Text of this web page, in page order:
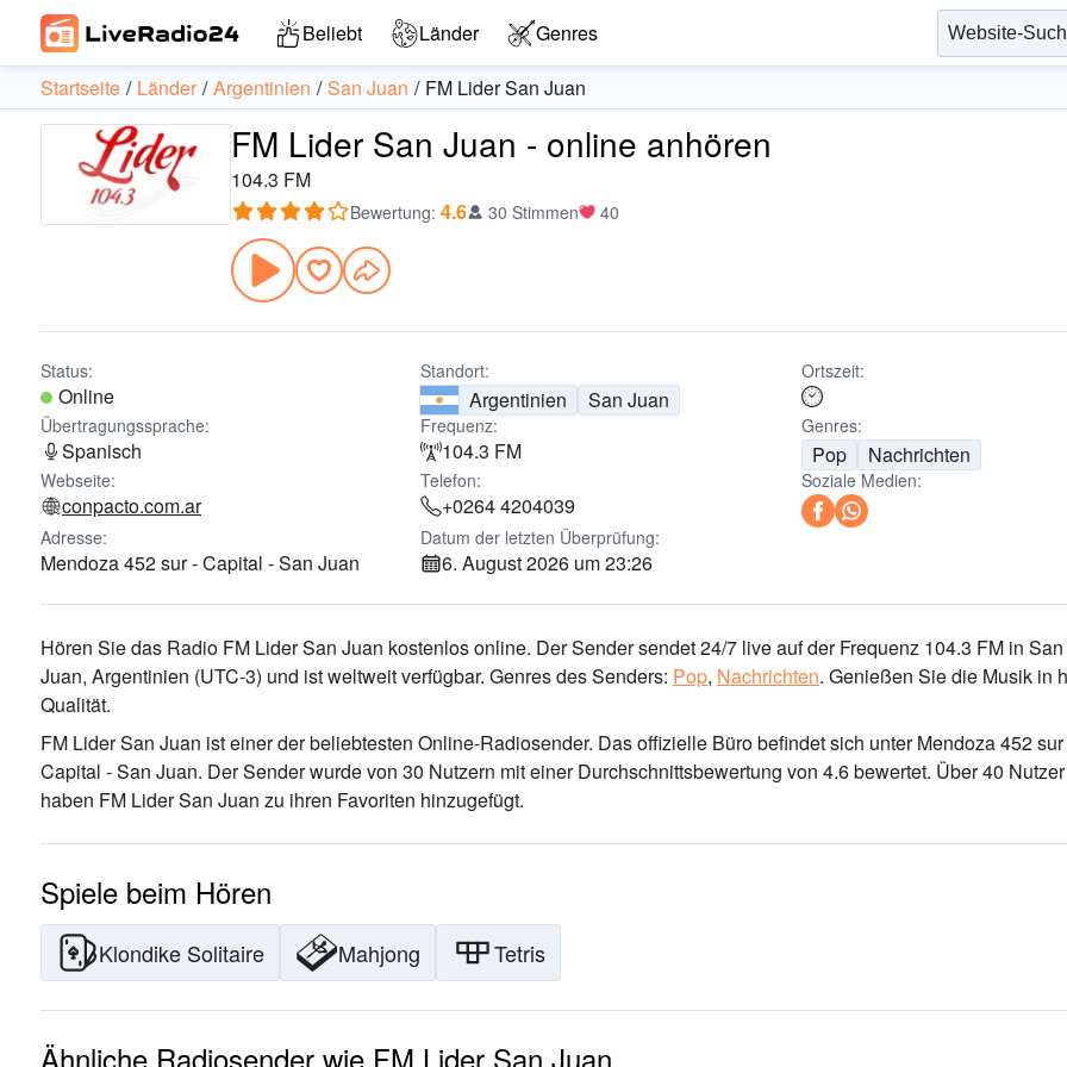
Beliebt Länder Genres
Startseite Länder Argentinien San Juan FM Lider San Juan
FM Lider San Juan - online anhören
104.3 FM
Bewertung: 4.6 30 Stimmen 40
Status:
Online
Standort:
Argentinien San Juan
Ortszeit:
Übertragungssprache:
Spanisch
Frequenz:
104.3 FM
Genres:
Pop Nachrichten
Webseite:
conpacto.com.ar
Telefon:
+0264 4204039
Soziale Medien:
Adresse:
Mendoza 452 sur - Capital - San Juan
Datum der letzten Überprüfung:
6. August 2026 um 23:26
Hören Sie das Radio FM Lider San Juan kostenlos online. Der Sender sendet 24/7 liveauf der Frequenz 104.3 FM in San
Juan, Argentinien (UTC-3) und ist weltweit verfügbar. Genres des Senders: Pop, Nachrichten. Genießen Sie die Musik in
Qualität.
FM Lider San Juan ist einer der beliebtesten Online-Radiosender. Das offizielle Büro befindet sich unter Mendoza 452
Capital - San Juan. Der Sender wurde von 30 Nutzern mit einer Durchschnittsbewertung von 4.6 bewertet. Über 40 Nutzer
haben FM Lider San Juan zu ihren Favoriten hinzugefügt.
Spiele beim Hören
Klondike Solitaire Mahjong Tetris
Ähnliche Radiosender wie FM Lider San Juan